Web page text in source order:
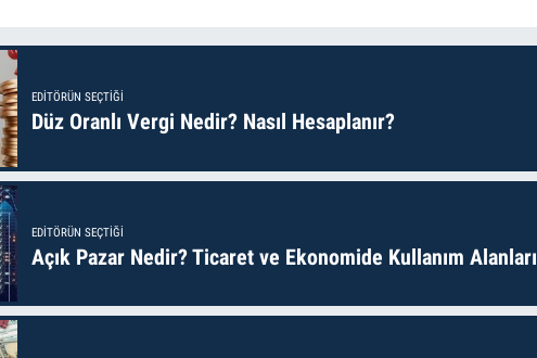
EDITÖRÜN SEÇTIĞI
Düz Oranlı Vergi Nedir? Nasıl Hesaplanır?
EDITÖRÜN SEÇTIĞI
Açık Pazar Nedir? Ticaret ve Ekonomide Kullanım Alanları